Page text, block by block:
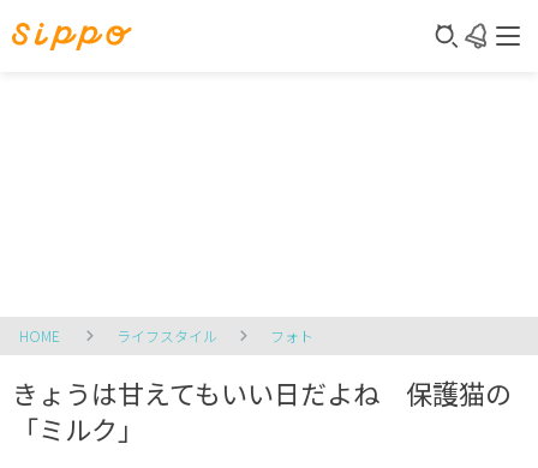
HOME ライフスタイル フォト
きょうは甘えてもいい日だよね 保護猫の
「ミルク」